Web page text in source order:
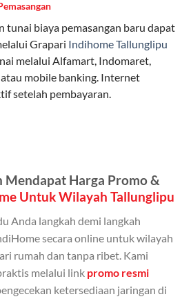
dengan Kuota Keluarga
Telkomsel One adalah Paket
kuota hingga 30 GB, Anda
kepada anggota keluarga
khawatir kehabisan kuota.
dan anggota yang terdaftar.
hingga 5 anggota
untuk menggunakan kuota ini.
tunai biaya pemasangan baru dapat
Grapari Indihome Tallunglipu
melalui Alfamart, Indomaret,
mobile banking. Internet
setelah pembayaran.
Mendapat Harga Promo &
Untuk Wilayah Tallunglipu
Anda langkah demi langkah
secara online untuk wilayah
rumah dan tanpa ribet. Kami
melalui link promo resmi
ketersediaan jaringan di